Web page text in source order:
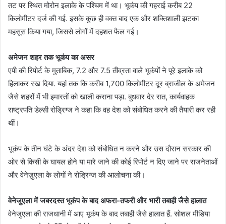
तट पर स्थित मोरोन इलाके के पश्चिम में था। भूकंप की गहराई करीब 22
किलोमीटर दर्ज की गई. इसके कुछ ही वक्त बाद एक और शक्तिशाली झटका
महसूस किया गया, जिससे लोगों में दहशत फैल गई।
अमेजन शहर तक भूकंप का असर
एपी की रिपोर्ट के मुताबिक, 7.2 और 7.5 तीव्रता वाले भूकंपों ने पूरे इलाके को
हिलाकर रख दिया. यहां तक कि करीब 1,700 किलोमीटर दूर ब्राजील के अमेजन
जैसे शहरों में भी इमारतों को खाली कराना पड़ा. बुधवार देर रात, कार्यवाहक
राष्ट्रपति डेल्सी रोड्रिग्ज ने कहा कि वह देश को संबोधित करने की तैयारी कर रही
थीं।
भूकंप के तीन घंटे के अंदर देश को संबोधित न करने और उस दौरान सरकार की
ओर से किसी के घायल होने या मारे जाने की कोई रिपोर्ट न दिए जाने पर राजनेताओं
और वेनेज़ुएला के लोगों ने रोड्रिग्ज की आलोचना की।
वेनेजुएला में जबरदस्त भूकंप के बाद अफरा-तफरी और भारी तबाही जैसे हालात
वेनेजुएला की राजधानी में आए भूकंप के बाद तबाही जैसे हालात हैं. सोशल मीडिया